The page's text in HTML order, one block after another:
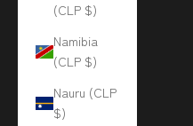
(CLP $)
Namibia
(CLP $)
Nauru (CLP
$)